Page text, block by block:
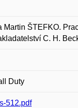
Martin ŠTEFKO.
C. H.
Duty
512.pdf